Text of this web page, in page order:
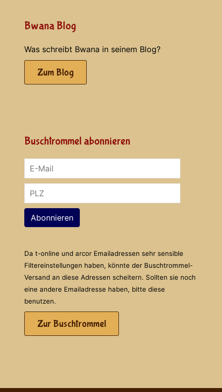
Bwana Blog
Was schreibt Bwana in seinem Blog?
Zum Blog
Buschtrommel abonnieren
Abonnieren
Da t-online und arcor Emailadressen sehr sensible
Filtereinstellungen haben, könnte der Buschtrommel-
Versand an diese Adressen scheitern. Sollten sie noch
eine andere Emailadresse haben, bitte diese
benutzen.
Zur Buschtrommel